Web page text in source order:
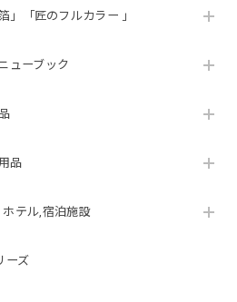
」「匠のフルカラー 」
ューブック
品
ホテル,宿泊施設
ーズ